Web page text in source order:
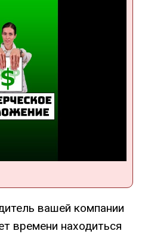
вашей компании
времени находиться